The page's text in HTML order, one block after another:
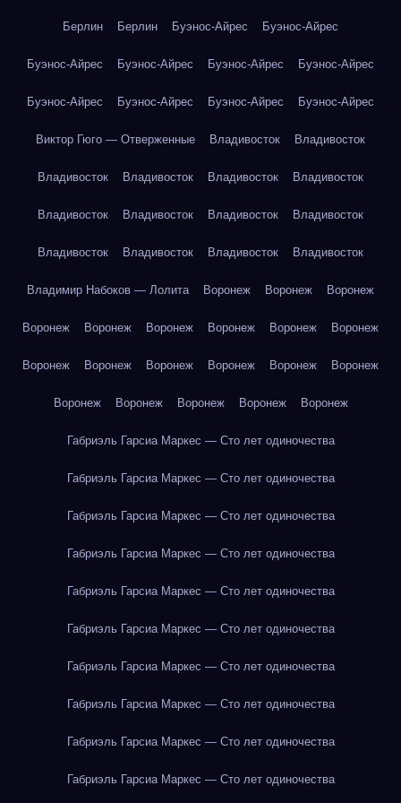
Берлин Берлин Буэнос-Айрес Буэнос-Айрес
Буэнос-Айрес Буэнос-Айрес Буэнос-Айрес Буэнос-Айрес
Буэнос-Айрес Буэнос-Айрес Буэнос-Айрес Буэнос-Айрес
Виктор Гюго — Отверженные Владивосток Владивосток
Владивосток Владивосток Владивосток Владивосток
Владивосток Владивосток Владивосток Владивосток
Владивосток Владивосток Владивосток Владивосток
Владимир Набоков — Лолита Воронеж Воронеж Воронеж
Воронеж Воронеж Воронеж Воронеж Воронеж Воронеж
Воронеж Воронеж Воронеж Воронеж Воронеж Воронеж
Воронеж Воронеж Воронеж Воронеж Воронеж
Габриэль Гарсиа Маркес — Сто лет одиночества
Габриэль Гарсиа Маркес — Сто лет одиночества
Габриэль Гарсиа Маркес — Сто лет одиночества
Габриэль Гарсиа Маркес — Сто лет одиночества
Габриэль Гарсиа Маркес — Сто лет одиночества
Габриэль Гарсиа Маркес — Сто лет одиночества
Габриэль Гарсиа Маркес — Сто лет одиночества
Габриэль Гарсиа Маркес — Сто лет одиночества
Габриэль Гарсиа Маркес — Сто лет одиночества
Габриэль Гарсиа Маркес — Сто лет одиночества